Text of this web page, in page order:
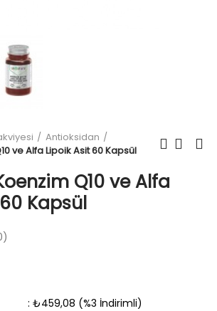
Antioksidan
ve Alfa Lipoik Asit 60 Kapsül
Q10 ve Alfa
Kapsül
)
: ₺459,08 (%3 İndirimli)